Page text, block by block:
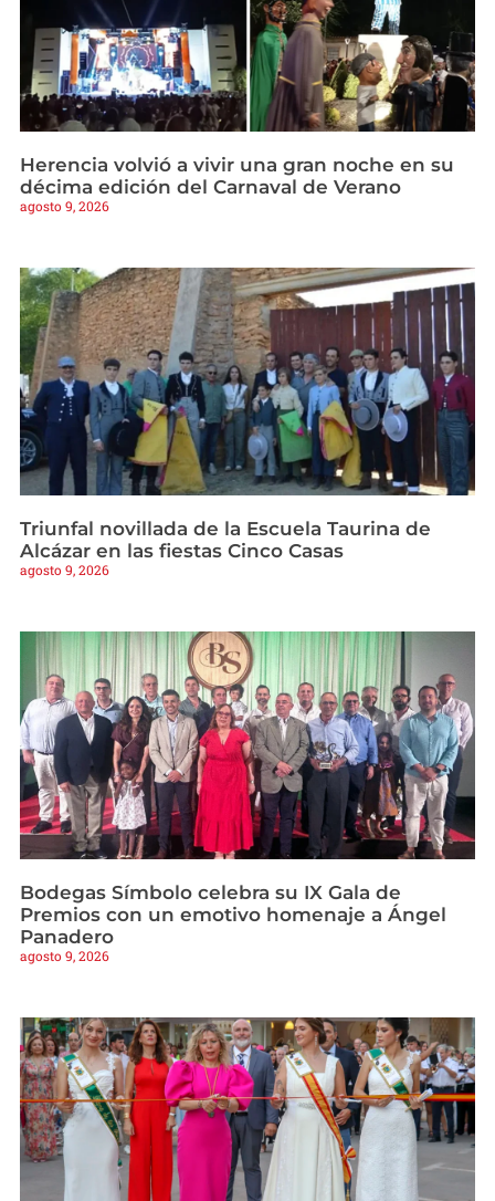
Herencia volvió a vivir una gran noche en su
décima edición del Carnaval de Verano
agosto 9, 2026
Triunfal novillada de la Escuela Taurina de
Alcázar en las fiestas Cinco Casas
agosto 9, 2026
Bodegas Símbolo celebra su IX Gala de
Premios con un emotivo homenaje a Ángel
Panadero
agosto 9, 2026